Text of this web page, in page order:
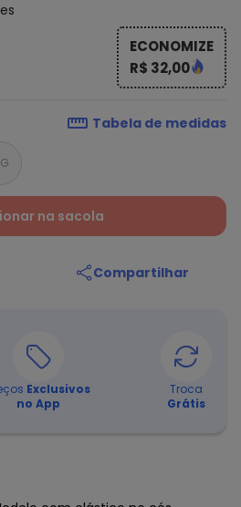
ECONOMIZE
R$ 32,00
Tabela de medidas
na sacola
Compartilhar
Exclusivos
no App
Troca
Grátis